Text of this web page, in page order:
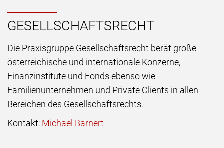
GESELLSCHAFTSRECHT
Die Praxisgruppe Gesellschaftsrecht berät große
österreichische und internationale Konzerne,
Finanzinstitute und Fonds ebenso wie
Familienunternehmen und Private Clients in allen
Bereichen des Gesellschaftsrechts.
Kontakt: Michael Barnert